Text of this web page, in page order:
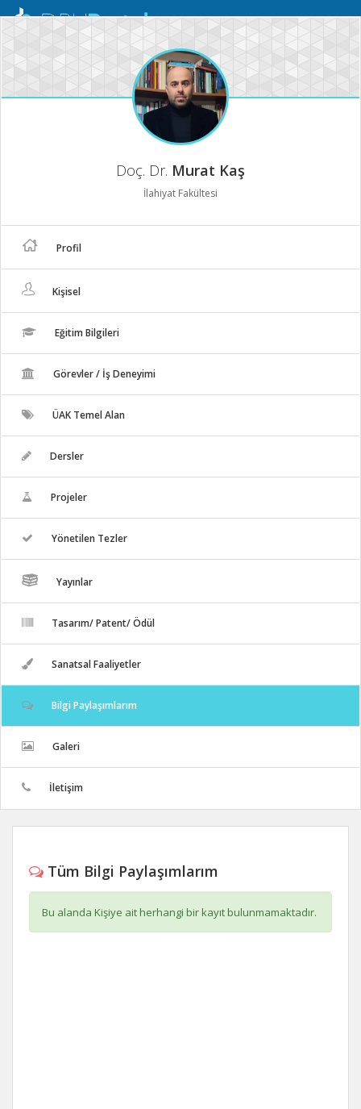
Mobil
Doç. Dr. Murat Kaş
İlahiyat Fakültesi
Profil
Kişisel
Eğitim Bilgileri
Görevler / İş Deneyimi
ÜAK Temel Alan
Dersler
Projeler
Yönetilen Tezler
Yayınlar
Tasarım/ Patent/ Ödül
Sanatsal Faaliyetler
Bilgi Paylaşımlarım
Galeri
İletişim
Tüm Bilgi Paylaşımlarım
Bu alanda Kişiye ait herhangi bir kayıt bulunmamaktadır.